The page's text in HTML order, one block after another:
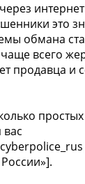
это
обмана
всего
продавца и
вас